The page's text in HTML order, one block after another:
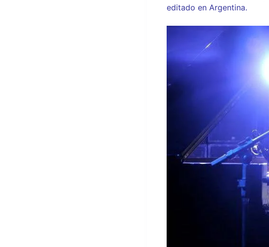
editado en Argentina.